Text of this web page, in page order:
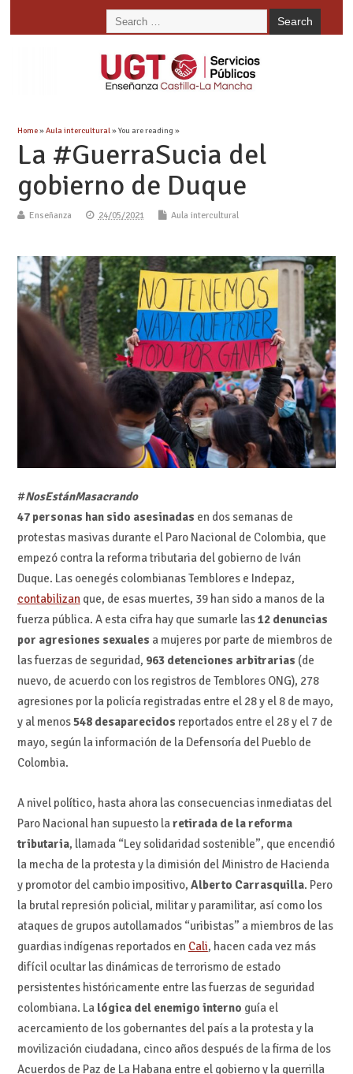
Home»Aula intercultural» You are reading »
La #GuerraSucia del
gobierno de Duque
Enseñanza 24/05/2021 Aula intercultural
#NosEstánMasacrando
47 personas han sido asesinadas en dos semanas de
protestas masivas durante el Paro Nacional de Colombia, que
empezó contra la reforma tributaria del gobierno de Iván
Duque. Las oenegés colombianas Temblores e Indepaz,
contabilizan que, de esas muertes, 39 han sido a manos de la
fuerza pública. A esta cifra hay que sumarle las12 denuncias
por agresiones sexuales a mujeres por parte de miembros de
las fuerzas de seguridad, 963 detenciones arbitrarias (de
nuevo, de acuerdo con los registros de Temblores ONG), 278
agresiones por la policía registradas entre el 28 y el 8 de mayo,
y al menos548 desaparecidos reportados entre el 28 y el 7 de
mayo, según la información de la Defensoría del Pueblo de
Colombia.
A nivel político, hasta ahora las consecuencias inmediatas del
Paro Nacional han supuesto laretirada de la reforma
tributaria, llamada “Ley solidaridad sostenible”, que encendió
la mecha de la protesta y la dimisión del Ministro de Hacienda
y promotor del cambio impositivo, Alberto Carrasquilla. Pero
la brutal represión policial, militar y paramilitar, así como los
ataques de grupos autollamados “uribistas” a miembros de las
guardias indígenas reportados en Cali, hacen cada vez más
difícil ocultar las dinámicas de terrorismo de estado
persistentes históricamente entre las fuerzas de seguridad
colombiana. La lógica del enemigo interno guía el
acercamiento de los gobernantes del país a la protesta y la
movilización ciudadana, cinco años después de la firma de los
Acuerdos de Paz de La Habana entre el gobierno y la guerrilla